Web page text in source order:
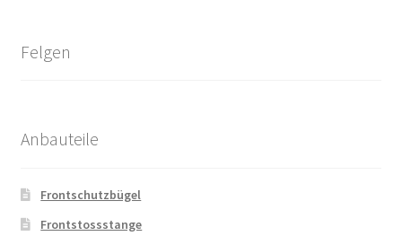
Felgen
Anbauteile
Frontschutzbügel
Frontstossstange